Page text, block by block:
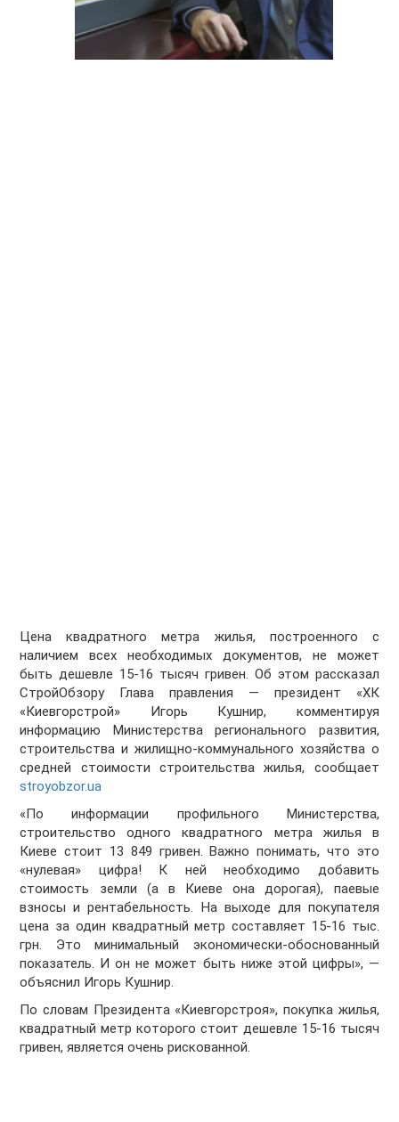
Цена квадратного метра жилья, построенного с
наличием всех необходимых документов, не может
быть дешевле 15-16 тысяч гривен. Об этом рассказал
СтройОбзору Глава правления — президент «ХК
«Киевгорстрой» Игорь Кушнир, комментируя
информацию Министерства регионального развития,
строительства и жилищно-коммунального хозяйства о
средней стоимости строительства жилья, сообщает
stroyobzor.ua
«По информации профильного Министерства,
строительство одного квадратного метра жилья в
Киеве стоит 13 849 гривен. Важно понимать, что это
«нулевая» цифра! К ней необходимо добавить
стоимость земли (а в Киеве она дорогая), паевые
взносы и рентабельность. На выходе для покупателя
цена за один квадратный метр составляет 15-16 тыс.
грн. Это минимальный экономически-обоснованный
показатель. И он не может быть ниже этой цифры», —
объяснил Игорь Кушнир.
По словам Президента «Киевгорстроя», покупка жилья,
квадратный метр которого стоит дешевле 15-16 тысяч
гривен, является очень рискованной.